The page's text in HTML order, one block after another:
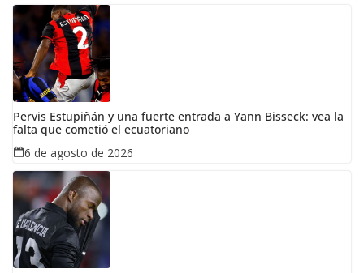
Pervis Estupiñán y una fuerte entrada a Yann Bisseck: vea la
falta que cometió el ecuatoriano
6 de agosto de 2026